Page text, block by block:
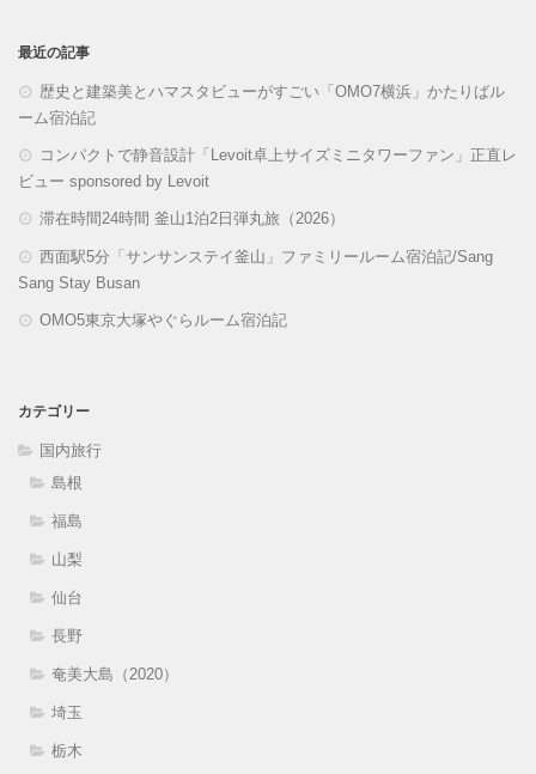
最近の記事
歴史と建築美とハマスタビューがすごい「OMO7横浜」かたりばル
ーム宿泊記
コンパクトで静音設計「Levoit卓上サイズミニタワーファン」正直レ
ビュー sponsored by Levoit
滞在時間24時間 釜山1泊2日弾丸旅（2026）
西面駅5分「サンサンステイ釜山」ファミリールーム宿泊記/Sang
Sang Stay Busan
OMO5東京大塚やぐらルーム宿泊記
カテゴリー
国内旅行
島根
福島
山梨
仙台
長野
奄美大島（2020）
埼玉
栃木